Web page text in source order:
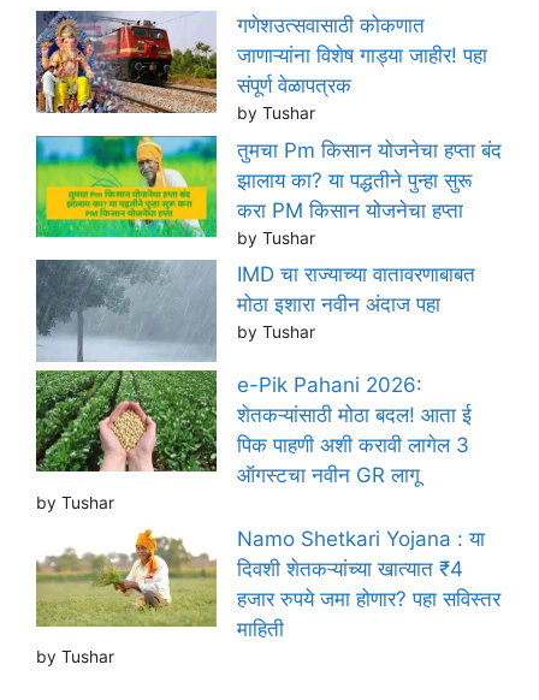
गणेशउत्सवासाठी कोकणात
जाणाऱ्यांना विशेष गाड्या जाहीर! पहा
संपूर्ण वेळापत्रक
by Tushar
तुमचा Pm किसान योजनेचा हप्ता बंद
झालाय का? या पद्धतीने पुन्हा सुरू
करा PM किसान योजनेचा हप्ता
by Tushar
IMD चा राज्याच्या वातावरणाबाबत
मोठा इशारा नवीन अंदाज पहा
by Tushar
e-Pik Pahani 2026:
शेतकऱ्यांसाठी मोठा बदल! आता ई
पिक पाहणी अशी करावी लागेल 3
ऑगस्टचा नवीन GR लागू
by Tushar
Namo Shetkari Yojana : या
दिवशी शेतकऱ्यांच्या खात्यात ₹4
हजार रुपये जमा होणार? पहा सविस्तर
माहिती
by Tushar